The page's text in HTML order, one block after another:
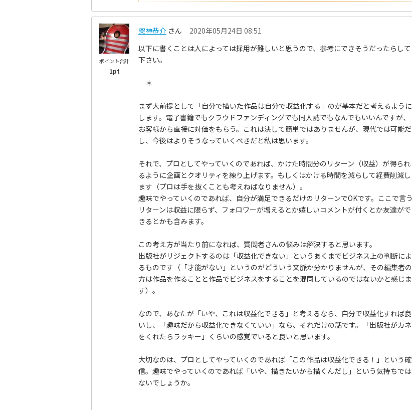
ポイント合計
1pt
架神恭介 さん
2020年05月24日 08:51
以下に書くことは人によっては採用が難しいと思うので、参考にできそうだったらして
下さい。
＊
まず大前提として「自分で描いた作品は自分で収益化する」のが基本だと考えるように
します。電子書籍でもクラウドファンディングでも同人誌でもなんでもいいんですが、
お客様から直接に対価をもらう。これは決して簡単ではありませんが、現代では可能だ
し、今後はよりそうなっていくべきだと私は思います。
それで、プロとしてやっていくのであれば、かけた時間分のリターン（収益）が得られ
るように企画とクオリティを練り上げます。もしくはかける時間を減らして経費削減し
ます（プロは手を抜くことも考えねばなりません）。
趣味でやっていくのであれば、自分が満足できるだけのリターンでOKです。ここで言う
リターンは収益に限らず、フォロワーが増えるとか嬉しいコメントが付くとか友達がで
きるとかも含みます。
この考え方が当たり前になれば、質問者さんの悩みは解決すると思います。
出版社がリジェクトするのは「収益化できない」というあくまでビジネス上の判断によ
るものです（「才能がない」というのがどういう文脈か分かりませんが、その編集者の
方は作品を作ることと作品でビジネスをすることを混同しているのではないかと感じま
す）。
なので、あなたが「いや、これは収益化できる」と考えるなら、自分で収益化すれば良
いし、「趣味だから収益化できなくていい」なら、それだけの話です。「出版社がカネ
をくれたらラッキー」くらいの感覚でいると良いと思います。
大切なのは、プロとしてやっていくのであれば「この作品は収益化できる！」という確
信。趣味でやっていくのであれば「いや、描きたいから描くんだし」という気持ちでは
ないでしょうか。